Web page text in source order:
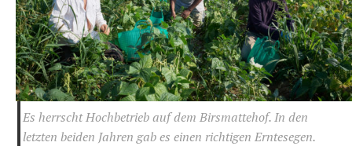
Es herrscht Hochbetrieb auf dem Birsmattehof. In den
letzten beiden Jahren gab es einen richtigen Erntesegen.